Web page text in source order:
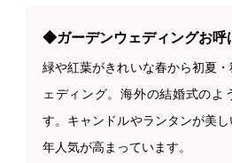
◆ガーデンウェディングお呼
緑や紅葉がきれいな春から初夏
ェディング。海外の結婚式のよ
す。キャンドルやランタンが美
年人気が高まっています。